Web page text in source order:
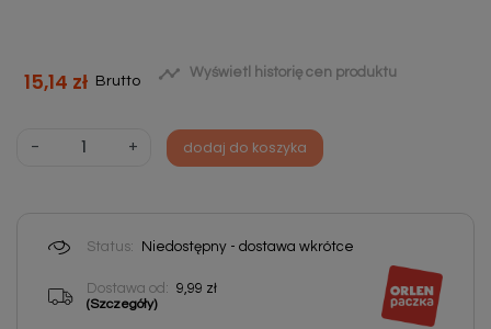
15,14 zł Brutto  Wyświetl historię cen produktu
- + dodaj do koszyka
Status: Niedostępny - dostawa wkrótce
Dostawa od: 9,99 zł
(Szczegóły)